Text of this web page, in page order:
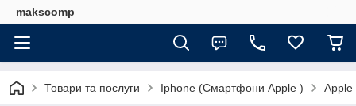
makscomp
Товари та послуги Iphone (Смартфони Apple ) Apple